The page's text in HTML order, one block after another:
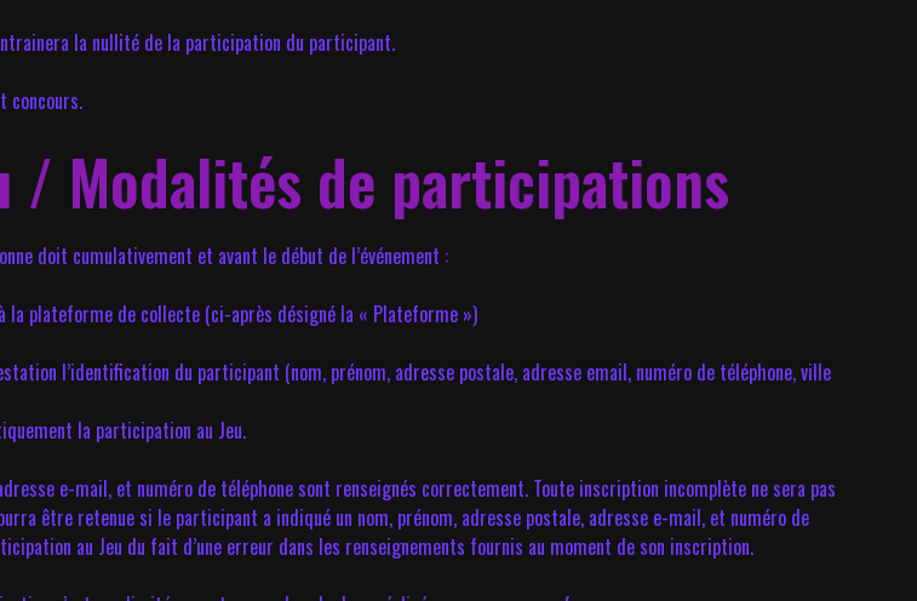
la nullité de la participation du participant.
concours.
Modalités de participations
doit cumulativement et avant le début de l’événement :
la plateforme de collecte (ci-après désigné la « Plateforme »)
l’identification du participant (nom, prénom, adresse postale, adresse email, numéro de téléphone, ville
la participation au Jeu.
e-mail, et numéro de téléphone sont renseignés correctement. Toute inscription incomplète ne sera pas
être retenue si le participant a indiqué un nom, prénom, adresse postale, adresse e-mail, et numéro de
au Jeu du fait d’une erreur dans les renseignements fournis au moment de son inscription.